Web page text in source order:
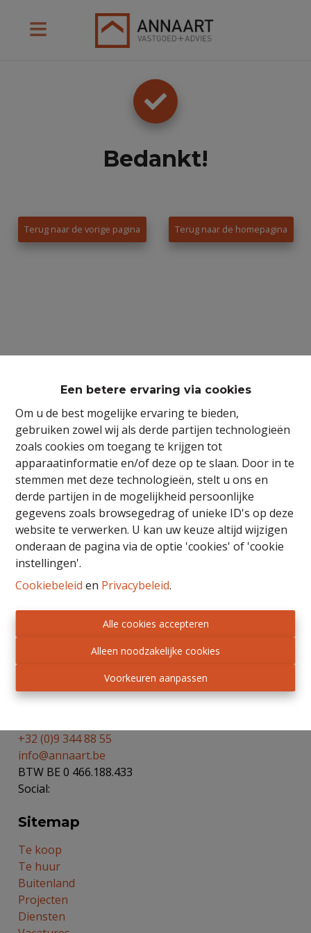
Een betere ervaring via cookies
Om u de best mogelijke ervaring te bieden,
gebruiken zowel wij als derde partijen technologieën
zoals cookies om toegang te krijgen tot
apparaatinformatie en/of deze op te slaan. Door in te
stemmen met deze technologieën, stelt u ons en
derde partijen in de mogelijkheid persoonlijke
gegevens zoals browsegedrag of unieke ID's op deze
website te verwerken. U kan uw keuze altijd wijzigen
onderaan de pagina via de optie 'cookies' of 'cookie
instellingen'.
Cookiebeleid en Privacybeleid.
Alle cookies accepteren
Alleen noodzakelijke cookies
Voorkeuren aanpassen
Bedankt!
Terug naar de vorige pagina Terug naar de homepagina
BIV nr 503319 - Toezichthoudende autoriteit:
Beroepsinstituut van Vastgoedmakelaars,
Luxemburgstraat 16 B te 1000 Brussel.
Privacy statement
Disclaimer
Contacteer ons
+32 (0)9 344 88 55
info@annaart.be
BTW BE 0 466.188.433
Social:
Sitemap
Te koop
Te huur
Buitenland
Projecten
Diensten